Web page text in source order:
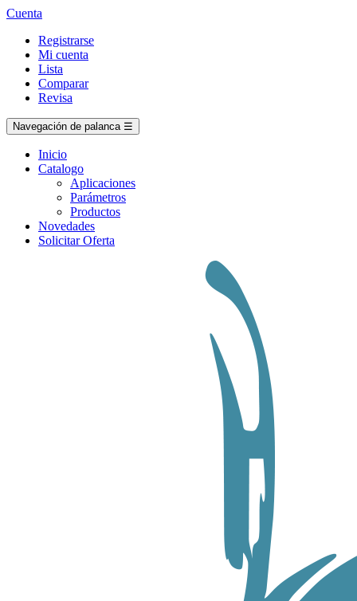
Cuenta
Registrarse
Mi cuenta
Lista
Comparar
Revisa
Navegación de palanca ☰
Inicio
Catalogo
Aplicaciones
Parámetros
Productos
Novedades
Solicitar Oferta